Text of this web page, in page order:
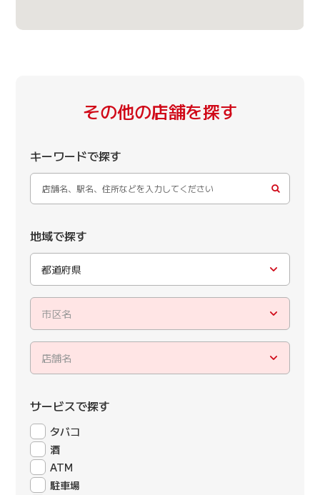
その他の店舗を探す
キーワードで探す
地域で探す
都道府県
市区名
店舗名
サービスで探す
タバコ
酒
ATM
駐車場